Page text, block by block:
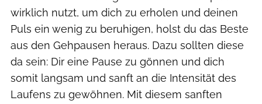
wirklich nutzt, um dich zu erholen und deinen
Puls ein wenig zu beruhigen, holst du das Beste
aus den Gehpausen heraus. Dazu sollten diese
da sein: Dir eine Pause zu gönnen und dich
somit langsam und sanft an die Intensität des
Laufens zu gewöhnen. Mit diesem sanften